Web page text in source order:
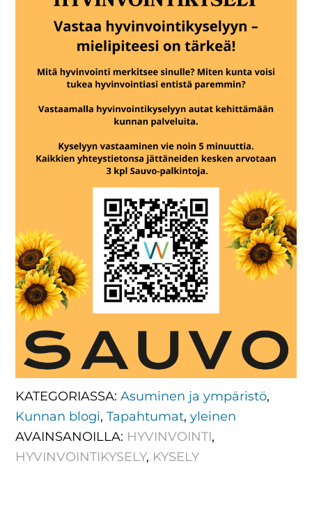
KATEGORIASSA:Asuminen ja ympäristö,
Kunnan blogi,Tapahtumat,yleinen
AVAINSANOILLA: HYVINVOINTI,
HYVINVOINTIKYSELY, KYSELY